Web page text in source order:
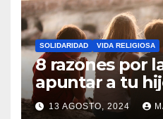
SOLIDARIDAD VIDA RELIGIOSA
8 razones por
apuntar a tu
Catequesis
13 AGOSTO, 2024